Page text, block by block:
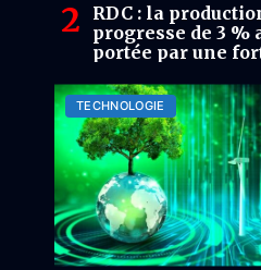
RDC : la
progresse de 3 %
portée par une
TECHNOLOGIE